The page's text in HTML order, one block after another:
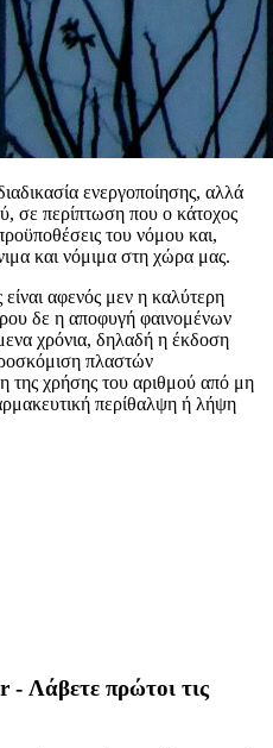
ενεργοποίησης, αλλά
σε περίπτωση που ο κάτοχος
του νόμου και,
και νόμιμα στη χώρα μας.
αφενός μεν η καλύτερη
δε η αποφυγή φαινομένων
χρόνια, δηλαδή η έκδοση
πλαστών
της χρήσης του αριθμού από μη
περίθαλψη ή λήψη
- Λάβετε πρώτοι τις